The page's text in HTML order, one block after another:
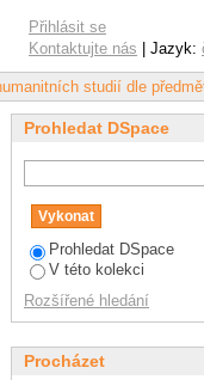
Comenius"
Přihlásit se
Kontaktujte nás | Jazyk:
studií dle
Prohledat DSpace
Prohledat DSpace
V této kolekci
Rozšířené hledání
Procházet